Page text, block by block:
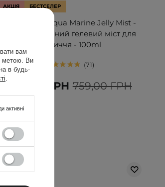
АКЦІЯ БЕСТСЕЛЕР
Dr. Althea - Aqua Marine Jelly Mist -
Зволожувальний гелевий міст для
обличчя - 100ml
71
759,00 ГРН
683,00 ГРН
вам
метою. Ви
в будь-
.
активні